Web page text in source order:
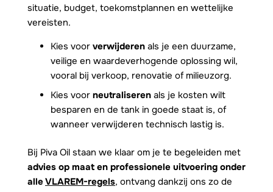
situatie, budget, toekomstplannen en wettelijke
vereisten.
Kies voor verwijderenals je een duurzame,
veilige en waardeverhogende oplossing wil,
vooral bij verkoop, renovatie of milieuzorg.
Kies voor neutraliserenals je kosten wilt
besparen en de tank in goede staat is, of
wanneer verwijderen technisch lastig is.
Bij Piva Oil staan we klaar om je te begeleiden met
advies op maat en professionele uitvoering onder
alle VLAREM-regels, ontvang dankzij ons zo de